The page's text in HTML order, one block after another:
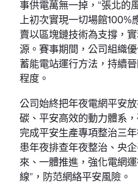
事供電萬無一掉，“張北的
上初次實現一切場館100%
賣以區塊鏈技術為支撐，
源。賽事期間，公司組織
蓄能電站運行方法，持續
程度。
公司始終把年夜電網平安
碳、平安高效的動力體系
完成平安生產專項整治三
患年夜排查年夜整治、央
來、一體推進，強化電網
線”，防范網絡平安風險。